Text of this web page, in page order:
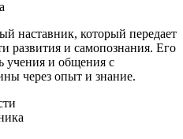
наставник, который передает
развития и самопознания. Его
учения и общения с
через опыт и знание.